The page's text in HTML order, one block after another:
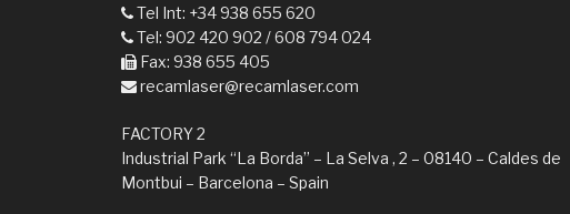
Tel Int: +34 938 655 620
Tel: 902 420 902 / 608 794 024
Fax: 938 655 405
recamlaser@recamlaser.com
FACTORY 2
Industrial Park “La Borda” – La Selva , 2 – 08140 – Caldes de
Montbui – Barcelona – Spain